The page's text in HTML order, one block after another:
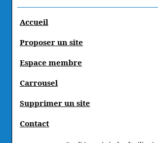
Accueil
Proposer un site
Espace membre
Carrousel
Supprimer un site
Contact